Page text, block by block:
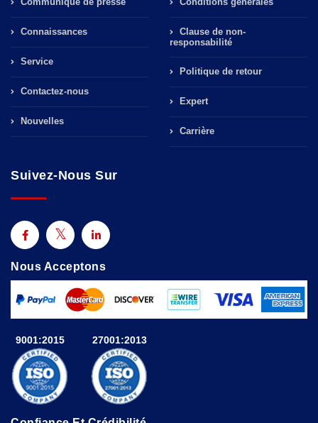
Connaissances
Service
Contactez-nous
Nouvelles
Clause de non-
responsabilité
Politique de retour
Expert
Carrière
Suivez-Nous Sur
Nous Acceptons
9001:2015 27001:2013